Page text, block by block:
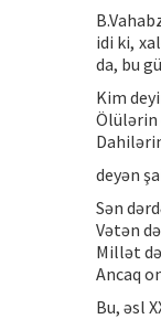
idi ki,
da, bu
Kim
Ölülərin
deyən
Sən
Vətən
Millət
Ancaq
Bu, əsl